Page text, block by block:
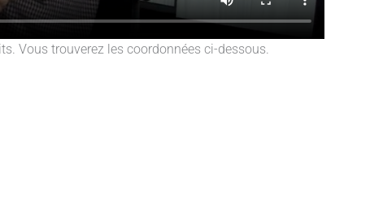
Vous trouverez les coordonnées ci-dessous.